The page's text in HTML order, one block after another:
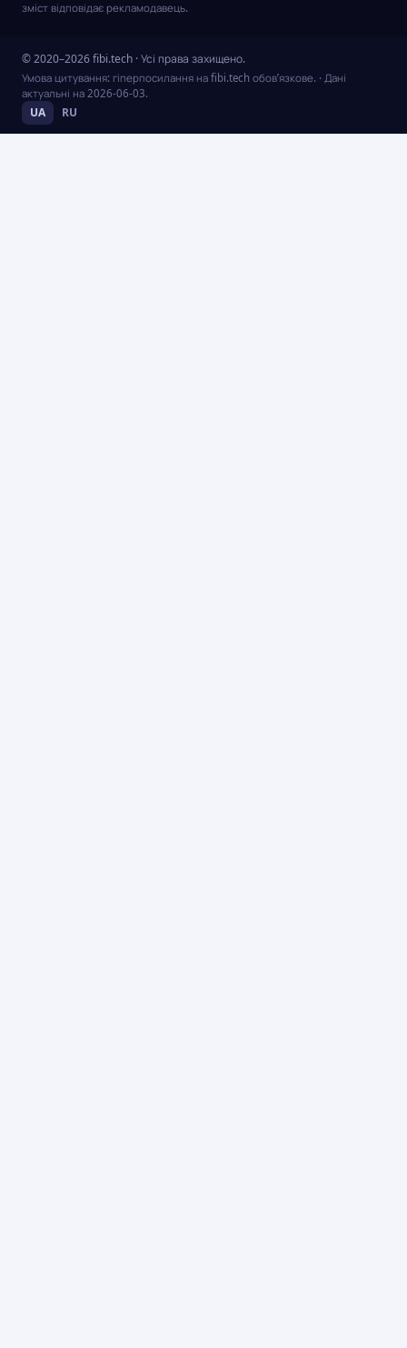
зміст відповідає рекламодавець.
© 2020–2026 fibi.tech · Усі права захищено.
Умова цитування: гіперпосилання на fibi.tech обов’язкове. · Дані
актуальні на 2026-06-03.
UA RU